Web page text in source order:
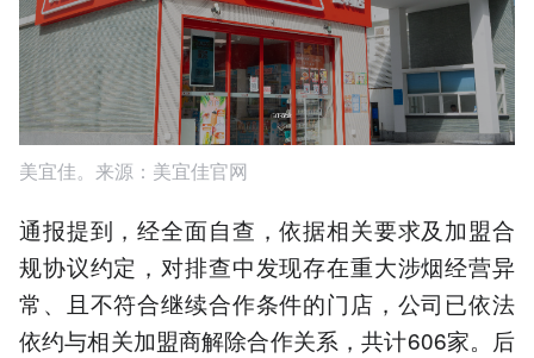
美宜佳。来源：美宜佳官网
通报提到，经全面自查，依据相关要求及加盟合
规协议约定，对排查中发现存在重大涉烟经营异
常、且不符合继续合作条件的门店，公司已依法
依约与相关加盟商解除合作关系，共计606家。后